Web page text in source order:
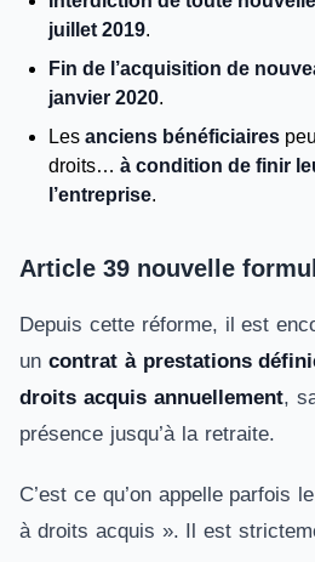
juillet 2019.
Fin de l’acquisition de
janvier 2020.
Les anciens bénéficiaires
droits… à condition de finir
l’entreprise.
Article 39 nouvelle
Depuis cette réforme, il est
un contrat à prestations
droits acquis annuellement,
présence jusqu’à la retraite.
C’est ce qu’on appelle parfois
à droits acquis ». Il est